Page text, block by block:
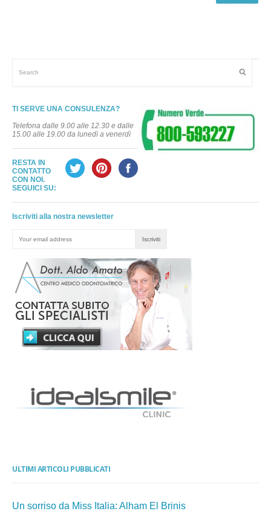
TI SERVE UNA CONSULENZA?
Telefona dalle 9.00 alle 12.30 e dalle
15.00 alle 19.00 da lunedì a venerdì
RESTA IN
CONTATTO
CON NOI.
SEGUICI SU:
Iscriviti alla nostra newsletter
ULTIMI ARTICOLI PUBBLICATI
Un sorriso da Miss Italia: Alham El Brinis